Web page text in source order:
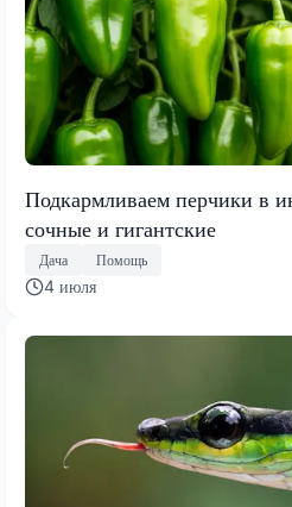
Подкармливаем перчики в
сочные и гигантские
Дача Помощь
4 июля